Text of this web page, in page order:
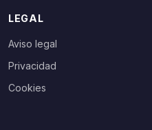
LEGAL
Aviso legal
Privacidad
Cookies